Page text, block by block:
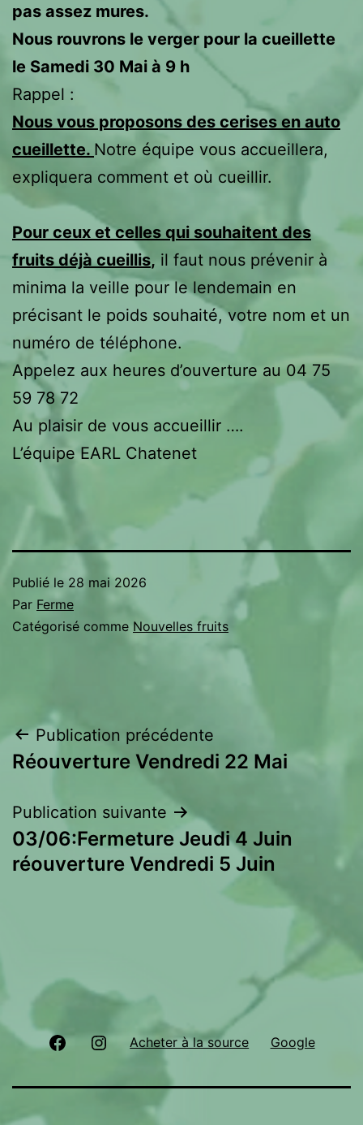
pas assez mures.
Nous rouvrons le verger pour la cueillette
le Samedi 30 Mai à 9 h
Rappel :
Nous vous proposons des cerises en auto
cueillette. Notre équipe vous accueillera,
expliquera comment et où cueillir.
Pour ceux et celles qui souhaitent des
fruits déjà cueillis, il faut nous prévenir à
minima la veille pour le lendemain en
précisant le poids souhaité, votre nom et un
numéro de téléphone.
Appelez aux heures d’ouverture au 04 75
59 78 72
Au plaisir de vous accueillir ….
L’équipe EARL Chatenet
Publié le 28 mai 2026
Par Ferme
Catégorisé comme Nouvelles fruits
Navigation
de
l’article
Publication précédente
Réouverture Vendredi 22 Mai
Publication suivante
03/06:Fermeture Jeudi 4 Juin
réouverture Vendredi 5 Juin
FacebookInstagram
Acheter à la source Google